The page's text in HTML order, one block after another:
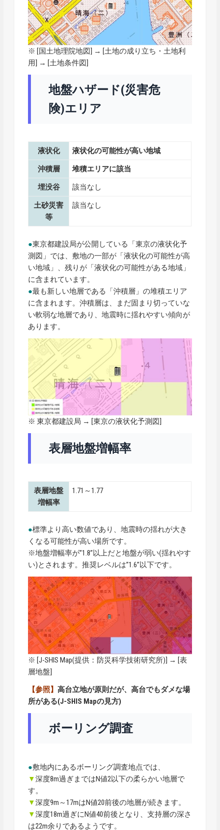
※ [国土地理院地図] → [土地の成り立ち・土地利
用] → [土地条件図]
地盤ハザード(災害危
険)エリア
液状化 液状化の可能性が高い地域
沖積層 堆積エリアに該当
埋没谷 該当なし
土砂災害
等
該当なし
●東京都建設局が公開している「東京の液状化予
測図」では、敷地の一部が「液状化の可能性が高
い地域」、残りが「液状化の可能性がある地域」
に含まれています。
●最も新しい地層である「沖積層」の堆積エリア
に含まれます。沖積層は、まだ固まり切っていな
い軟弱な地層であり、地震時に揺れやすい傾向が
あります。
※ 東京都建設局 → [東京の液状化予測図]
表層地盤増幅率
表層地盤
増幅率
1.71～1.77
●標準より高い数値であり、地震時の揺れが大き
くなる可能性が高い場所です。
※地盤増幅率が”1.8”以上だと地盤が弱い(揺れやす
い)とされます。推奨レベルは”1.6”以下です。
※ [J-SHIS Map(提供：防災科学技術研究所)] → [表
層地盤]
【参照】高台立地が原則だが、高台でもダメな場
所がある(J-SHIS Mapの見方)
ボーリング調査
●敷地内にあるボーリング調査地点では、
▼深度8m過ぎまではN値2以下の柔らかい地層で
す。
▼深度9m～17mはN値20前後の地層が続きます。
▼深度18m過ぎにN値40前後となり、支持層の深さ
は22m余りであるようです。